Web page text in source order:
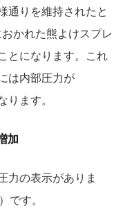
通りを維持されたと
かれた熊よけスプレ
とになります。これ
は内部圧力が
ます。
加
力の表示がありま
す。